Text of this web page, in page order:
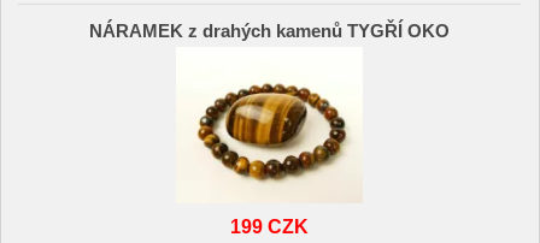
NÁRAMEK z drahých kamenů TYGŘÍ OKO
199 CZK